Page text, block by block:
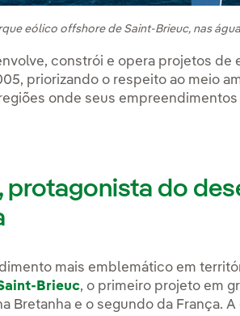
eólico offshore de Saint-Brieuc, nas
constrói e opera projetos de
priorizando o respeito ao meio
onde seus
protagonista do
mais emblemático em
Brieuc, o primeiro projeto em
Bretanha e o segundo da França.